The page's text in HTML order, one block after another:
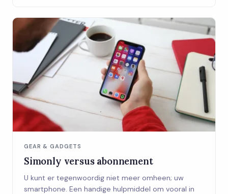
GEAR & GADGETS
Simonly versus abonnement
U kunt er tegenwoordig niet meer omheen; uw
smartphone. Een handige hulpmiddel om vooral in